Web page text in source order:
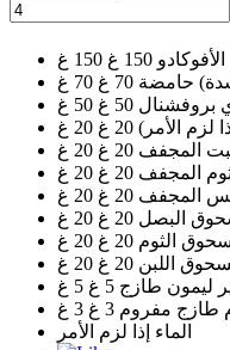
الأفوكادو 150 غ 150 غ
حامضة 70 غ 70 غ
بروفشنال 50 غ 50 غ
لزم الأمر) 20 غ 20 غ
المجفف 20 غ 20 غ
المجفف 20 غ 20 غ
المجفف 20 غ 20 غ
البصل 20 غ 20 غ
الثوم 20 غ 20 غ
اللبن 20 غ 20 غ
ليمون طازج 5 غ 5 غ
طازج مفروم 3 غ 3 غ
الماء إذا لزم الأمر